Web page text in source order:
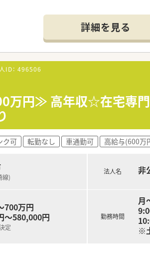
解のある職場で、産休・育休の取得率も
10店舗以上展開をしており、地域に根強
にする前に、従業員の働き甲斐、生き甲
きる薬局として、医療機関や地域住民
います。
詳細を見る
ID： 496506
万円≫ 高年収☆在宅専
ク可 転勤なし 車通勤可 高給与(600万
線)
700万円
～580,000円
定
法人名 非
勤務時間
月
※